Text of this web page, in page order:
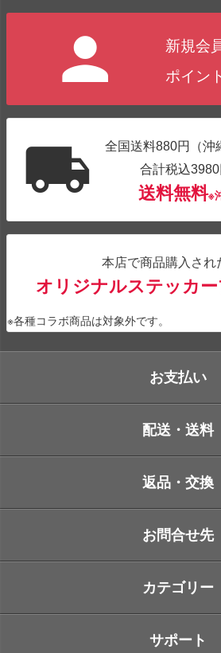
新規会
ポイン
全国送料880円（沖
合計税込
送料無料※
本店で商品購入され
オリジナルステッカ
※各種コラボ商品は対象外です。
お支払い
配送・送料
返品・交換
お問合せ先
カテゴリー
サポート